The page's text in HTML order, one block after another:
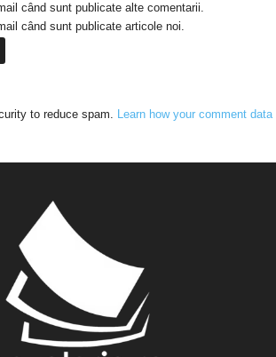
când sunt publicate alte comentarii.
când sunt publicate articole noi.
to reduce spam. Learn how your comment data